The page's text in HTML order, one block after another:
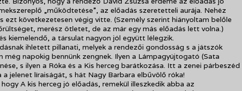
„működtetése”, az előadás szeretetteli aurája. Nehéz
ezt következetesen végig vitte. (Személy szerint hiányoltam belőle
merész ötletet, de az már egy más előadás lett volna.)
kiemelendő, a társulat nagyon jól együtt lélegzik.
ihletett pillanati, melyek a rendezői gondosság s a játszók
még napokig bennünk zengnek. Ilyen a Lámpagyújtogató (Sata
s ilyen a Róka és a Kis herceg barátkozása. Itt a zenei párbeszéd
a jelenet líraiságát, s hát Nagy Barbara elbűvölő róka!
A kis herceg jó előadás, remekül illeszkedik abba az